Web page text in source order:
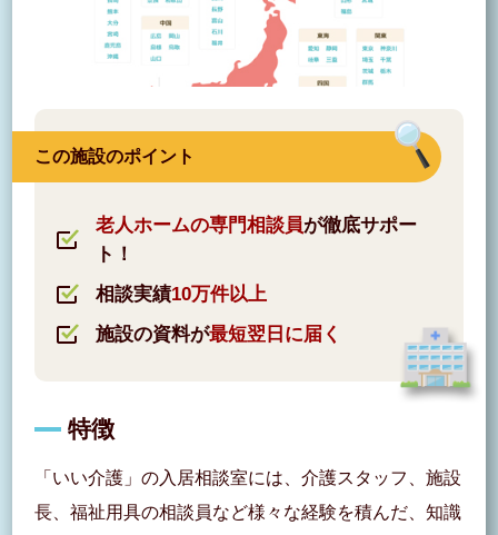
この施設のポイント
老人ホームの専門相談員が徹底サポー
ト！
相談実績10万件以上
施設の資料が最短翌日に届く
特徴
「いい介護」の入居相談室には、介護スタッフ、施設
長、福祉用具の相談員など様々な経験を積んだ、知識